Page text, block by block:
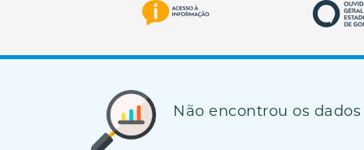
Não encontrou os